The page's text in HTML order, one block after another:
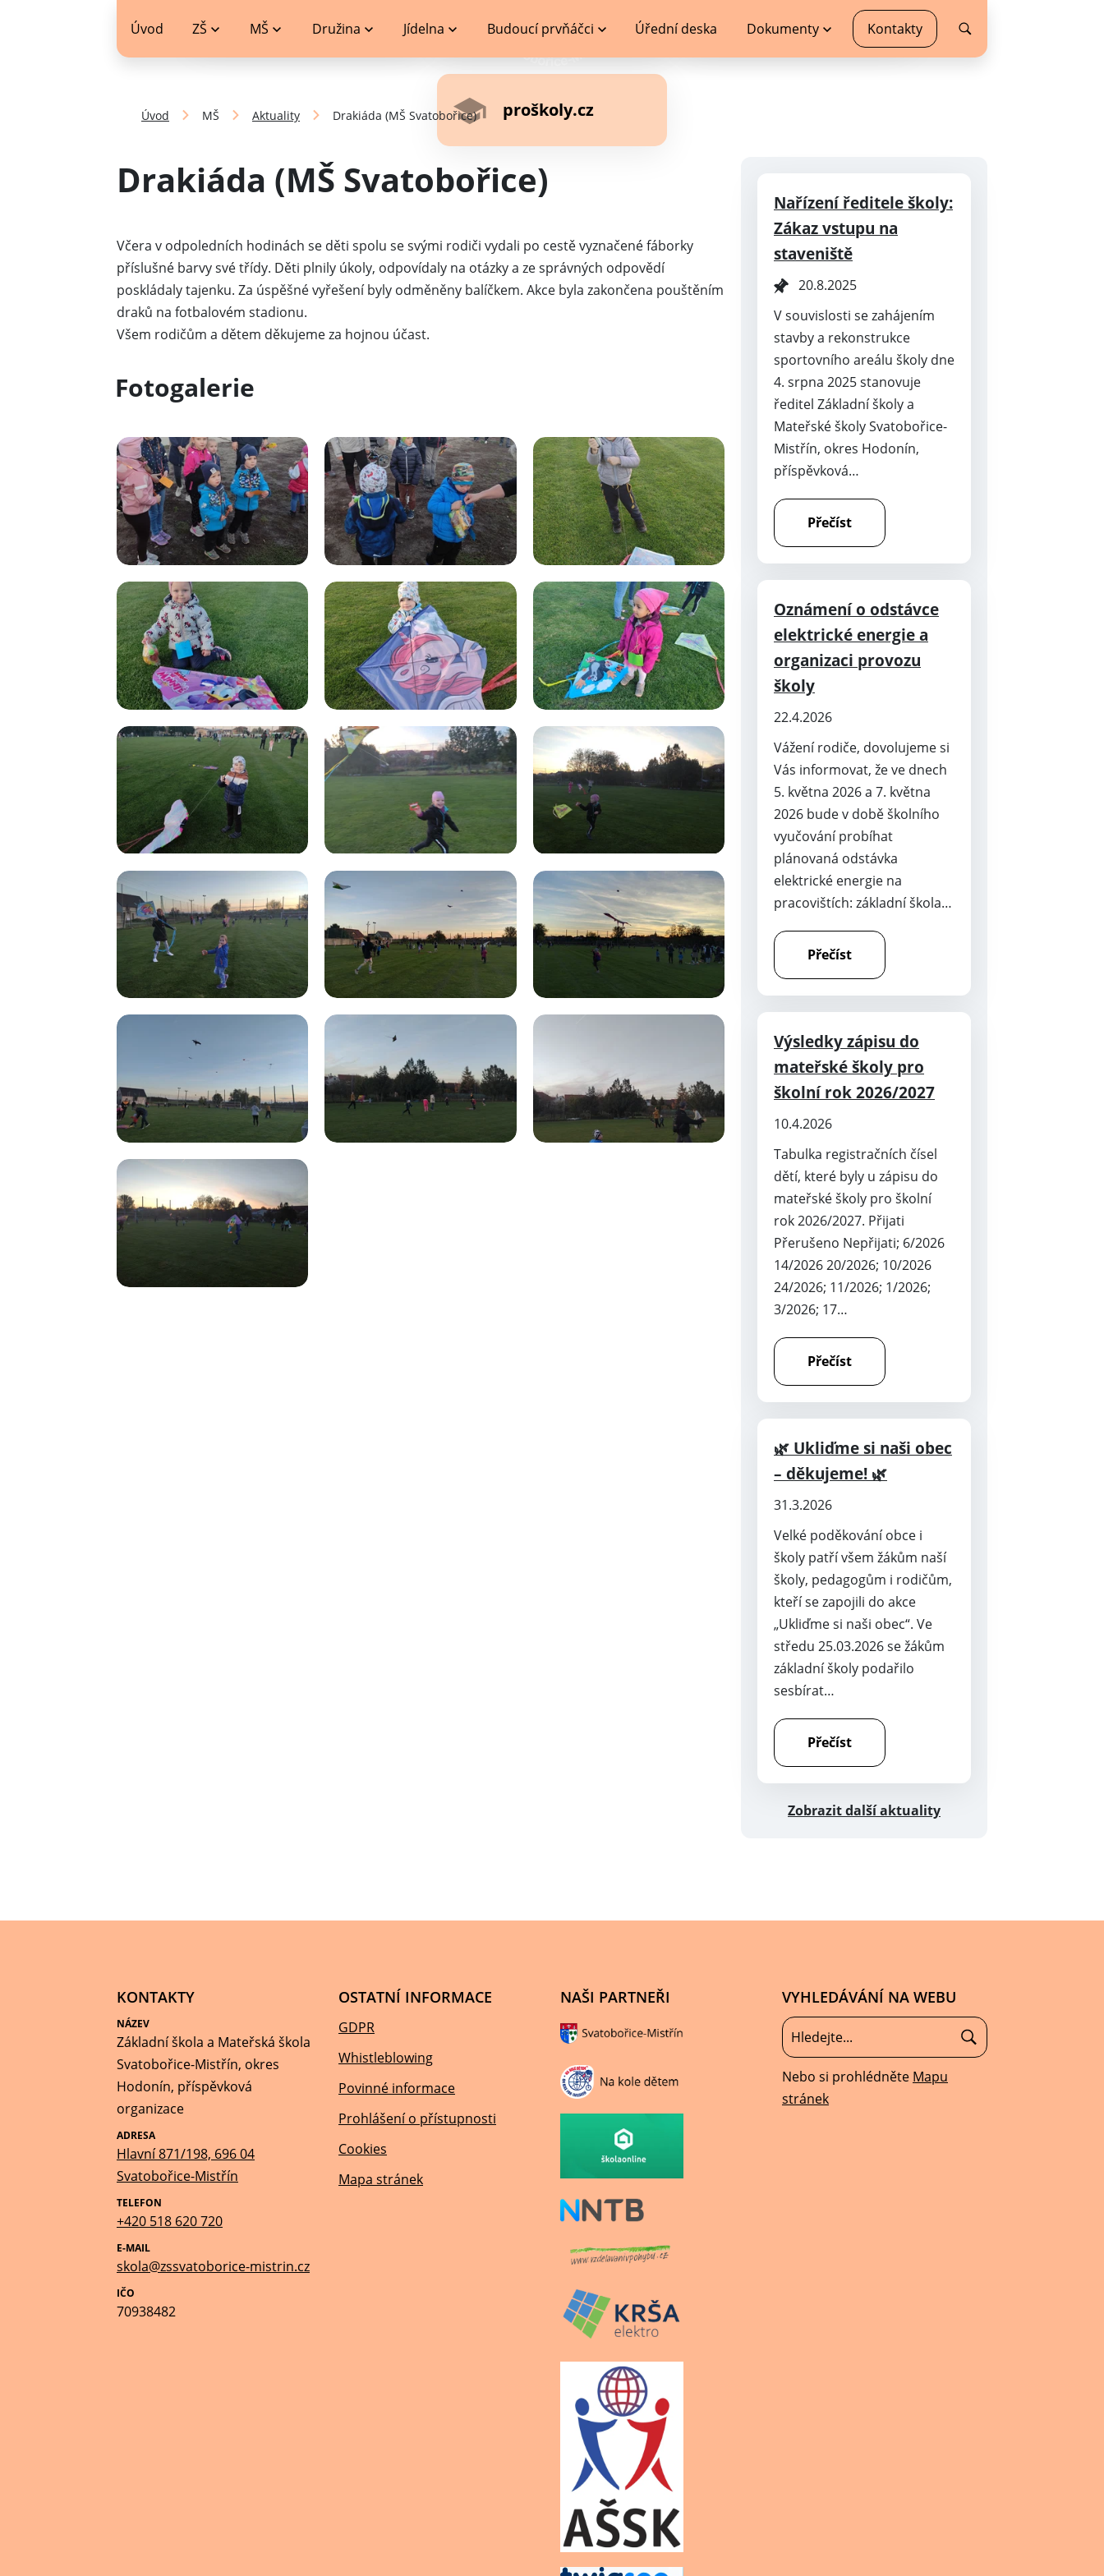
Úvod ZŠ MŠ Družina Jídelna Budoucí prvňáčci Úřední deska Dokumenty Kontakty
proškoly.cz
Úvod MŠ Aktuality Drakiáda (MŠ Svatobořice)
Drakiáda (MŠ Svatobořice)
Včera v odpoledních hodinách se děti spolu se svými rodiči vydali po cestě vyznačené fáborky
příslušné barvy své třídy. Děti plnily úkoly, odpovídaly na otázky a ze správných odpovědí
poskládaly tajenku. Za úspěšné vyřešení byly odměněny balíčkem. Akce byla zakončena pouštěním
draků na fotbalovém stadionu.
Všem rodičům a dětem děkujeme za hojnou účast.
Fotogalerie
Nařízení ředitele školy:
Zákaz vstupu na
staveniště
20.8.2025
V souvislosti se zahájením
stavby a rekonstrukce
sportovního areálu školy dne
4. srpna 2025 stanovuje
ředitel Základní školy a
Mateřské školy Svatobořice-
Mistřín, okres Hodonín,
příspěvková…
Přečíst
Oznámení o odstávce
elektrické energie a
organizaci provozu
školy
22.4.2026
Vážení rodiče, dovolujeme si
Vás informovat, že ve dnech
5. května 2026 a 7. května
2026 bude v době školního
vyučování probíhat
plánovaná odstávka
elektrické energie na
pracovištích: základní škola…
Přečíst
Výsledky zápisu do
mateřské školy pro
školní rok 2026/2027
10.4.2026
Tabulka registračních čísel
dětí, které byly u zápisu do
mateřské školy pro školní
rok 2026/2027. Přijati
Přerušeno Nepřijati; 6/2026
14/2026 20/2026; 10/2026
24/2026; 11/2026; 1/2026;
3/2026; 17…
Přečíst
🌿 Ukliďme si naši obec
– děkujeme! 🌿
31.3.2026
Velké poděkování obce i
školy patří všem žákům naší
školy, pedagogům i rodičům,
kteří se zapojili do akce
„Ukliďme si naši obec“. Ve
středu 25.03.2026 se žákům
základní školy podařilo
sesbírat…
Přečíst
Zobrazit další aktuality
KONTAKTY
NÁZEV
Základní škola a Mateřská škola
Svatobořice-Mistřín, okres
Hodonín, příspěvková
organizace
ADRESA
Hlavní 871/198, 696 04
Svatobořice-Mistřín
TELEFON
+420 518 620 720
E-MAIL
skola@zssvatoborice-mistrin.cz
IČO
70938482
OSTATNÍ INFORMACE
GDPR
Whistleblowing
Povinné informace
Prohlášení o přístupnosti
Cookies
Mapa stránek
NAŠI PARTNEŘI VYHLEDÁVÁNÍ NA WEBU
Nebo si prohlédněte Mapu
stránek